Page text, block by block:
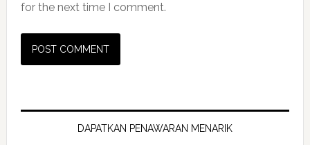
for the next time I comment.
Primary
SidebarDAPATKAN PENAWARAN MENARIK